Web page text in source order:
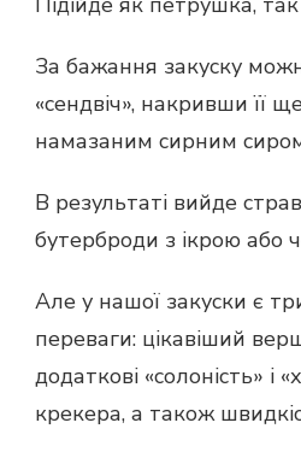
За бажання закуску
«сендвіч», накривши її
намазаним сирним
В результаті вийде
бутерброди з ікрою або
Але у нашої закуски є
переваги: ​​цікавіший
додаткові «солоність» і
крекера, а також